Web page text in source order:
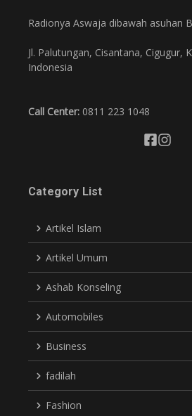
Radionya Aswaja dibawah asuhan
Jl. Palutungan, Cisantana, Cigugur,
Indonesia
Call Center: 0811 223 1048
Category List
Artikel Islam
Artikel Umum
Ashab Konseling
Automobiles
Business
fadilah
Fashion